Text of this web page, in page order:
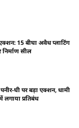
15 बीघा अवैध प्लाटिंग
निर्माण सील
घी पर बड़ा एक्शन, धामी
लगाया प्रतिबंध